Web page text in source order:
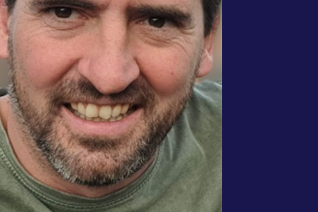
में सर्वश्रेष्ठ था, जो एसईओ-अनुकूल भी
था।”
मिशेल वान लुइजेटेलार
सह संस्थापक